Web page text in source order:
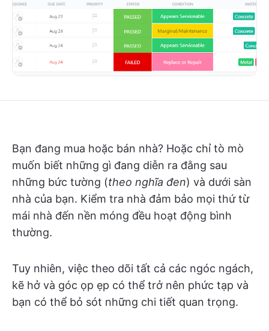
Bạn đang mua hoặc bán nhà? Hoặc chỉ tò mò
muốn biết những gì đang diễn ra đằng sau
những bức tường (theo nghĩa đen) và dưới sàn
nhà của bạn. Kiểm tra nhà đảm bảo mọi thứ từ
mái nhà đến nền móng đều hoạt động bình
thường.
Tuy nhiên, việc theo dõi tất cả các ngóc ngách,
kẽ hở và góc ọp ẹp có thể trở nên phức tạp và
bạn có thể bỏ sót những chi tiết quan trọng.